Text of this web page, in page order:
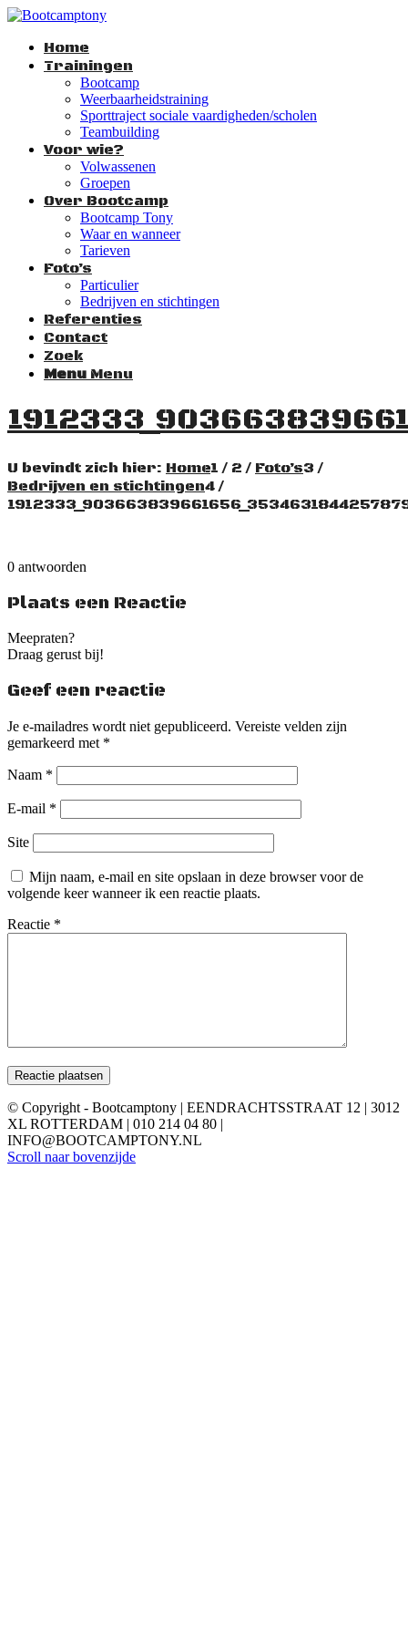
Home
Trainingen
Bootcamp
Weerbaarheidstraining
Sporttraject sociale vaardigheden/scholen
Teambuilding
Voor wie?
Volwassenen
Groepen
Over Bootcamp
Bootcamp Tony
Waar en wanneer
Tarieven
Foto’s
Particulier
Bedrijven en stichtingen
Referenties
Contact
Zoek
Menu Menu
U bevindt zich hier: Home1 / 2 / Foto’s3 /
Bedrijven en stichtingen4 /
0 antwoorden
Plaats een Reactie
Meepraten?
Draag gerust bij!
Geef een reactie
Je e-mailadres wordt niet gepubliceerd. Vereiste velden zijn
gemarkeerd met *
Naam *
E-mail *
Site
Mijn naam, e-mail en site opslaan in deze browser voor de
volgende keer wanneer ik een reactie plaats.
Reactie *
© Copyright - Bootcamptony | EENDRACHTSSTRAAT 12 | 3012
XL ROTTERDAM | 010 214 04 80 |
INFO@BOOTCAMPTONY.NL
Scroll naar bovenzijde